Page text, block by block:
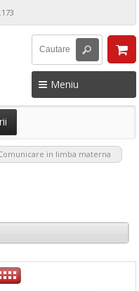
Meniu
in limba materna